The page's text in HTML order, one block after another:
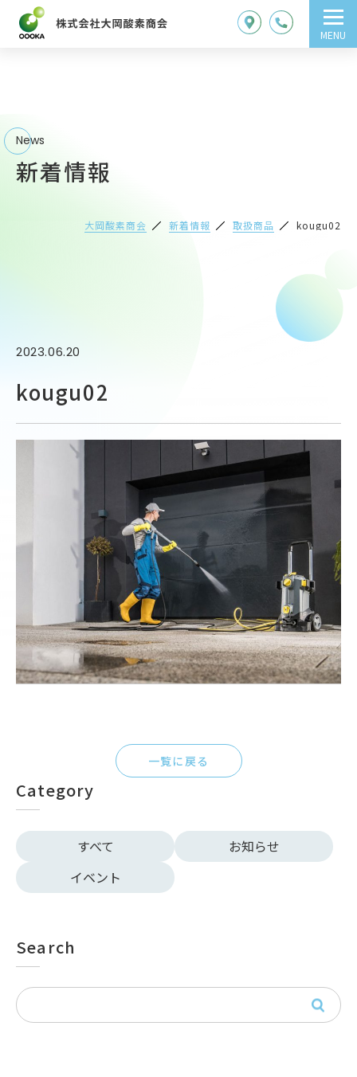
MENU
News
新着情報
大岡酸素商会 新着情報 取扱商品 kougu02
Category
すべて
お知らせ
イベント
Search
2023.06.20
kougu02
一覧に戻る